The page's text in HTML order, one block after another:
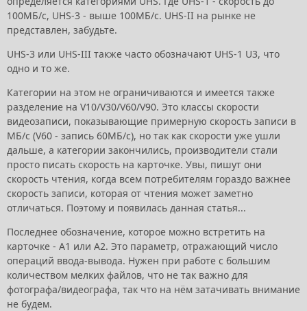
100МБ/с, UHS-3 - выше 100МБ/с. UHS-II на рынке не
представлен, забудьте.
UHS-3 или UHS-III также часто обозначают UHS-1 U3, что
одно и то же.
Категории на этом не ограничиваются и имеется также
разделение на V10/V30/V60/V90. Это классы скорости
видеозаписи, показывающие примерную скорость записи в
МБ/с (V60 - запись 60МБ/с), но так как скорости уже ушли
дальше, а категории закончились, производители стали
просто писать скорость на карточке. Увы, пишут они
скорость чтения, когда всем потребителям гораздо важнее
скорость записи, которая от чтения может заметно
отличаться. Поэтому и появилась данная статья...
Последнее обозначение, которое можно встретить на
карточке - A1 или A2. Это параметр, отражающий число
операций ввода-вывода. Нужен при работе с большим
количеством мелких файлов, что не так важно для
фотографа/видеографа, так что на нём затачивать внимание
не будем.